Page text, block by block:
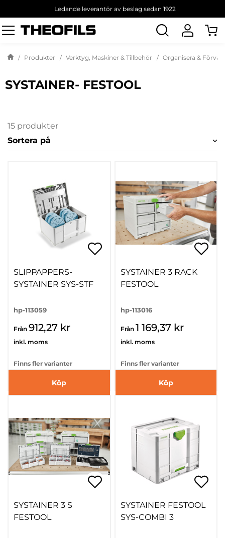
Ledande leverantör av beslag sedan 1922
Sök
produkt
Produkter Verktyg, Maskiner & Tillbehör Organisera & Förvara
SYSTAINER- FESTOOL
15 produkter
Sortera på
SLIPPAPPERS-
SYSTAINER SYS-STF
hp-113059
Från 912,27 kr
inkl. moms
Finns fler varianter
Köp
SYSTAINER 3 RACK
FESTOOL
hp-113016
Från 1 169,37 kr
inkl. moms
Finns fler varianter
Köp
SYSTAINER 3 S
FESTOOL
SYSTAINER FESTOOL
SYS-COMBI 3